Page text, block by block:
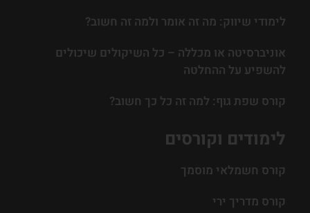
לימודים וקורסים
קורס חשמלאי מוסמך
קורס מדריך ירי
לימודי שיווק: מה זה אומר ולמה זה חשוב?
אוניברסיטה או מכללה – כל השיקולים שיכולים
להשפיע על ההחלטה
קורס שפת גוף: למה זה כל כך חשוב?